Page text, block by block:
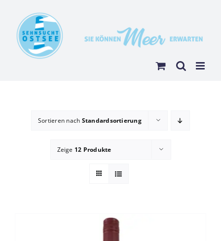
Inhalt
springen
Sortieren nach Standardsortierung
Zeige 12 Produkte